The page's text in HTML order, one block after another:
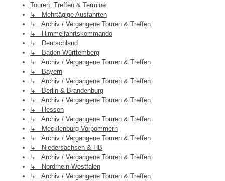
Touren, Treffen & Termine
↳ Mehrtägige Ausfahrten
↳ Archiv / Vergangene Touren & Treffen
↳ Himmelfahrtskommando
↳ Deutschland
↳ Baden-Württemberg
↳ Archiv / Vergangene Touren & Treffen
↳ Bayern
↳ Archiv / Vergangene Touren & Treffen
↳ Berlin & Brandenburg
↳ Archiv / Vergangene Touren & Treffen
↳ Hessen
↳ Archiv / Vergangene Touren & Treffen
↳ Mecklenburg-Vorpommern
↳ Archiv / Vergangene Touren & Treffen
↳ Niedersachsen & HB
↳ Archiv / Vergangene Touren & Treffen
↳ Nordrhein-Westfalen
↳ Archiv / Vergangene Touren & Treffen